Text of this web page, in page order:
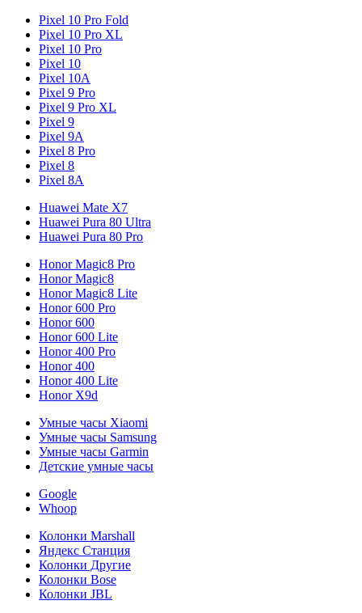
Pixel 10 Pro Fold
Pixel 10 Pro XL
Pixel 10 Pro
Pixel 10
Pixel 10A
Pixel 9 Pro
Pixel 9 Pro XL
Pixel 9
Pixel 9A
Pixel 8 Pro
Pixel 8
Pixel 8A
Huawei Mate X7
Huawei Pura 80 Ultra
Huawei Pura 80 Pro
Honor Magic8 Pro
Honor Magic8
Honor Magic8 Lite
Honor 600 Pro
Honor 600
Honor 600 Lite
Honor 400 Pro
Honor 400
Honor 400 Lite
Honor X9d
Умные часы Xiaomi
Умные часы Samsung
Умные часы Garmin
Детские умные часы
Google
Whoop
Колонки Marshall
Яндекс Станция
Колонки Другие
Колонки Bose
Колонки JBL